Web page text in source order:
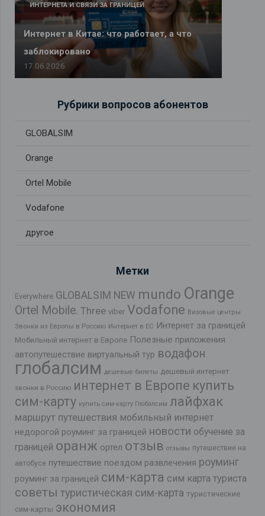
Интернет в Китае: что работает, а что
заблокировано
ИНТЕРНЕТА И СВЯЗИ ЗА ГРАНИЦЕЙ
17.06.2026
Рубрики вопросов абонентов
GLOBALSIM
Orange
Ortel Mobile
Vodafone
другое
Метки
Everywhere GLOBALSIM NEW mundo Orange
Ortel Mobile. Three viber Vodafone Визовые центры
Звонки из Европы в Россию Интернет в ЕС Интернет за границей
Мобильный интернет в Европе Полезные приложения
автопутешествие виртуальный тур водафон
глобалсим дешевые билеты дешевый интернет
звонки в Россию интернет в Европе купить
сим-карту купить сим-карту Глобалсим лайфхак
маршрут путешествия мобильный интернет
недорогой роуминг за границей новости обучение за
границей оранж ортел отзыв отзывы путешествие на
автобусе путешествие поездом развлечения роуминг
роуминг за границей сим-карта сим карта туриста
советы туристическая сим-карта туристические
сим-карты экономия